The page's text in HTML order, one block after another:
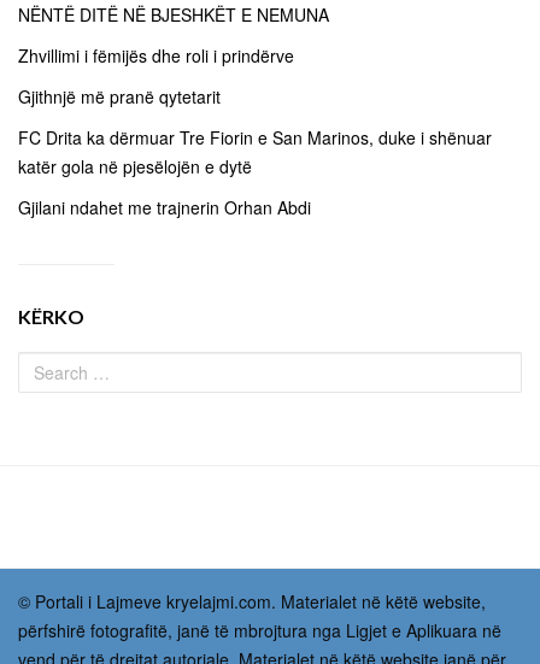
NËNTË DITË NË BJESHKËT E NEMUNA
Zhvillimi i fëmijës dhe roli i prindërve
Gjithnjë më pranë qytetarit
FC Drita ka dërmuar Tre Fiorin e San Marinos, duke i shënuar
katër gola në pjesëlojën e dytë
Gjilani ndahet me trajnerin Orhan Abdi
KËRKO
© Portali i Lajmeve kryelajmi.com. Materialet në këtë website,
përfshirë fotografitë, janë të mbrojtura nga Ligjet e Aplikuara në
vend për të drejtat autoriale. Materialet në këtë website janë për